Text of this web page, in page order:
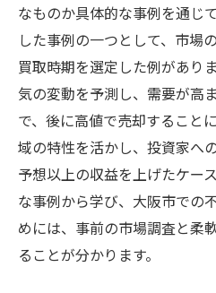
なものか具体的な事例を通じ
した事例の一つとして、市場
買取時期を選定した例があり
気の変動を予測し、需要が高
で、後に高値で売却すること
域の特性を活かし、投資家へ
予想以上の収益を上げたケー
な事例から学び、大阪市での
めには、事前の市場調査と柔
ることが分かります。